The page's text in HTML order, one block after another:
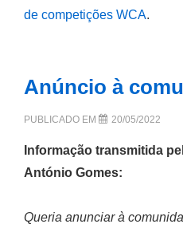
de competições WCA.
Anúncio à
PUBLICADO EM 20/05/2022
Informação transmitida
António Gomes:
Queria anunciar à